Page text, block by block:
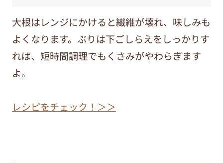
大根はレンジにかけると繊維が壊れ、味しみも
よくなります。ぶりは下ごしらえをしっかりす
れば、短時間調理でもくさみがやわらぎます
よ。
レシピをチェック！＞＞